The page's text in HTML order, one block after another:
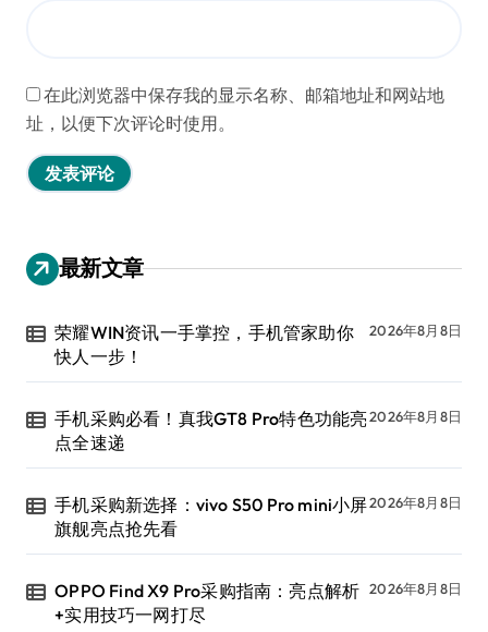
在此浏览器中保存我的显示名称、邮箱地址和网站地
址，以便下次评论时使用。
最新文章
荣耀WIN资讯一手掌控，手机管家助你
快人一步！
2026年8月8日
手机采购必看！真我GT8 Pro特色功能亮
点全速递
2026年8月8日
手机采购新选择：vivo S50 Pro mini小屏
旗舰亮点抢先看
2026年8月8日
OPPO Find X9 Pro采购指南：亮点解析
+实用技巧一网打尽
2026年8月8日